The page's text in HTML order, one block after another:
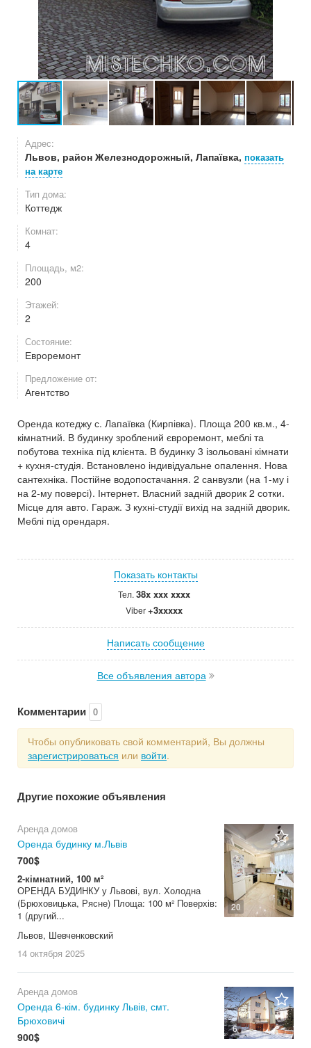
Адрес:
Львов, район Железнодорожный, Лапаївка, показать
на карте
Тип дома:
Коттедж
Комнат:
4
Площадь, м2:
200
Этажей:
2
Состояние:
Евроремонт
Предложение от:
Агентство
Оренда котеджу с. Лапаївка (Кирпівка). Площа 200 кв.м., 4-
кімнатний. В будинку зроблений євроремонт, меблі та
побутова техніка під клієнта. В будинку 3 ізольовані кімнати
+ кухня-студія. Встановлено індивідуальне опалення. Нова
сантехніка. Постійне водопостачання. 2 санвузли (на 1-му і
на 2-му поверсі). Інтернет. Власний задній дворик 2 сотки.
Місце для авто. Гараж. З кухні-студії вихід на задній дворик.
Меблі під орендаря.
Показать контакты
Тел.38x xxx xxxx
Viber+3xxxxx
Написать сообщение
Все объявления автора
Комментарии 0
Чтобы опубликовать свой комментарий, Вы должны
зарегистрироваться или войти.
Другие похожие объявления
20
Аренда домов
Оренда будинку м.Львів
700$
2-кімнатний, 100 м²
ОРЕНДА БУДИНКУ у Львові, вул. Холодна
(Брюховицька, Рясне) Площа: 100 м² Поверхів:
1 (другий...
Львов, Шевченковский
14 октября 2025
6
Аренда домов
Оренда 6-кім. будинку Львів, смт.
Брюховичі
900$